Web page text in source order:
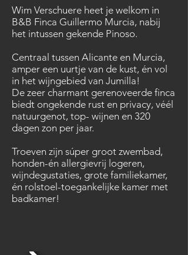
Wim Verschuere heet je welkom in
B&B Finca Guillermo Murcia, nabij
het intussen gekende Pinoso.
Centraal tussen Alicante en Murcia,
amper een uurtje van de kust, én vol
in het wijngebied van Jumilla!
De zeer charmant gerenoveerde finca
biedt ongekende rust en privacy, véél
natuurgenot, top- wijnen en 320
dagen zon per jaar.
Troeven zijn súper groot zwembad,
honden-én allergievrij logeren,
wijndegustaties, grote familiekamer,
én rolstoel-toegankelijke kamer met
badkamer!